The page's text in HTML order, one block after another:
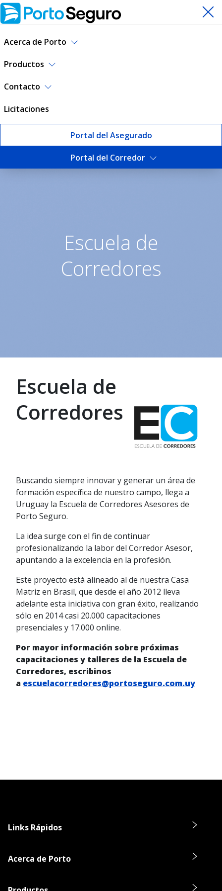
Acerca de Porto
Productos
Contacto
Licitaciones
Portal del Asegurado
Portal del Corredor
Escuela de Corredores |
Escuela de
Corredores
Escuela de
Corredores
Buscando siempre innovar y generar un área de
formación específica de nuestro campo, llega a
Uruguay la Escuela de Corredores Asesores de
Porto Seguro.
La idea surge con el fin de continuar
profesionalizando la labor del Corredor Asesor,
apuntando a la excelencia en la profesión.
Este proyecto está alineado al de nuestra Casa
Matriz en Brasil, que desde el año 2012 lleva
adelante esta iniciativa con gran éxito, realizando
sólo en 2014 casi 20.000 capacitaciones
presenciales y 17.000 online.
Por mayor información sobre próximas
capacitaciones y talleres de la Escuela de
Corredores, escribinos
a escuelacorredores@portoseguro.com.uy
Links Rápidos
Acerca de Porto